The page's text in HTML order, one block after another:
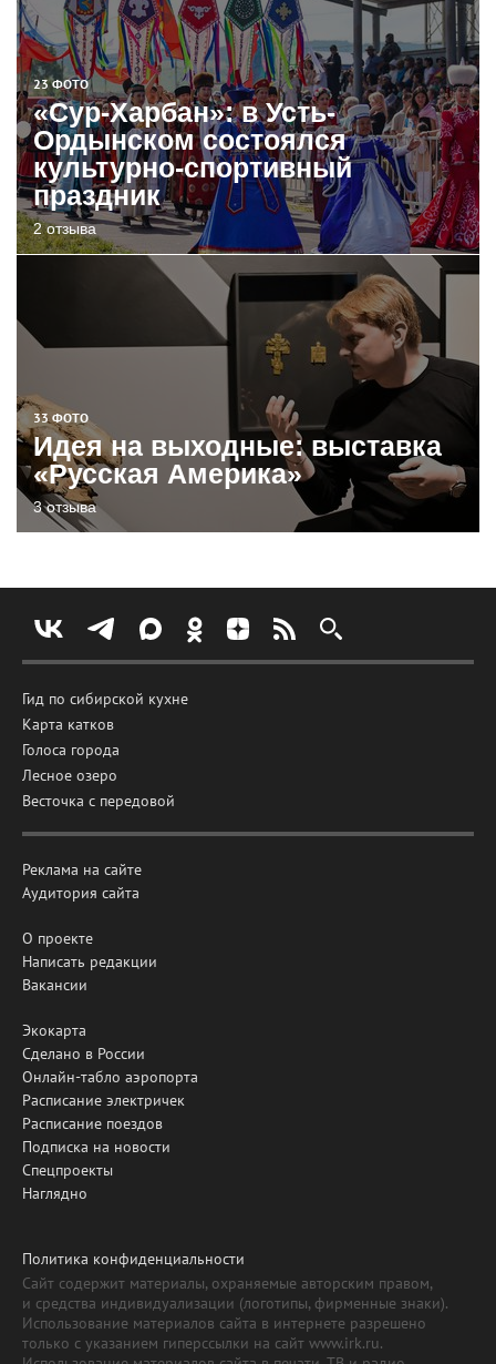
23 ФОТО
«Сур-Харбан»: в Усть-
Ордынском состоялся
культурно-спортивный
праздник
2 отзыва
33 ФОТО
Идея на выходные: выставка
«Русская Америка»
3 отзыва
Гид по сибирской кухне
Карта катков
Голоса города
Лесное озеро
Весточка с передовой
Реклама на сайте
Аудитория сайта
О проекте
Написать редакции
Вакансии
Экокарта
Сделано в России
Онлайн-табло аэропорта
Расписание электричек
Расписание поездов
Подписка на новости
Спецпроекты
Наглядно
Политика конфиденциальности
Сайт содержит материалы, охраняемые авторским правом,
и средства индивидуализации (логотипы, фирменные знаки).
Использование материалов сайта в интернете разрешено
только с указанием гиперссылки на сайт www.irk.ru.